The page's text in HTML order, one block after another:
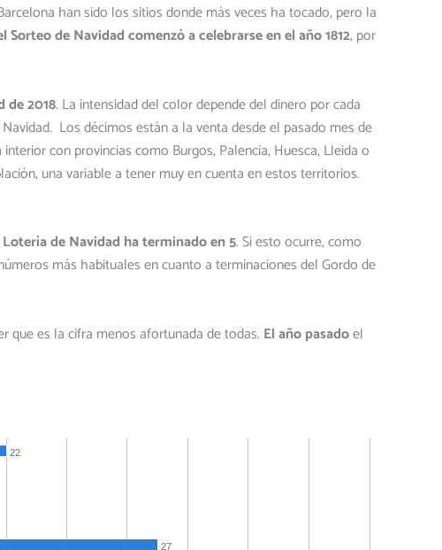
han sido los sitios donde más veces ha tocado, pero la
Sorteo de Navidad comenzó a celebrarse en el año 1812, por
de 2018. La intensidad del color depende del dinero por cada
Los décimos están a la venta desde el pasado mes de
con provincias como Burgos, Palencia, Huesca, Lleida o
una variable a tener muy en cuenta en estos territorios.
de Navidad ha terminado en 5. Si esto ocurre, como
más habituales en cuanto a terminaciones del Gordo de
que es la cifra menos afortunada de todas. El año pasadoel